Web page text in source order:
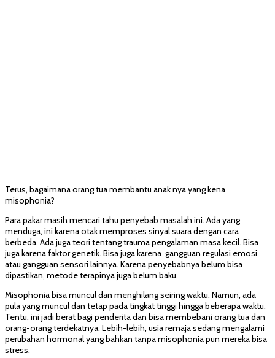
Terus, bagaimana orang tua membantu anak nya yang kena
misophonia?
Para pakar masih mencari tahu penyebab masalah ini. Ada yang
menduga, ini karena otak memproses sinyal suara dengan cara
berbeda. Ada juga teori tentang trauma pengalaman masa kecil. Bisa
juga karena faktor genetik. Bisa juga karena gangguan regulasi emosi
atau gangguan sensori lainnya. Karena penyebabnya belum bisa
dipastikan, metode terapinya juga belum baku.
Misophonia bisa muncul dan menghilang seiring waktu. Namun, ada
pula yang muncul dan tetap pada tingkat tinggi hingga beberapa waktu.
Tentu, ini jadi berat bagi penderita dan bisa membebani orang tua dan
orang-orang terdekatnya. Lebih-lebih, usia remaja sedang mengalami
perubahan hormonal yang bahkan tanpa misophonia pun mereka bisa
stress.